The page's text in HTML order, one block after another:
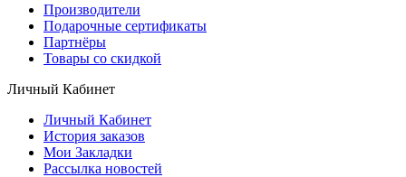
Производители
Подарочные сертификаты
Партнёры
Товары со скидкой
Личный Кабинет
Личный Кабинет
История заказов
Мои Закладки
Рассылка новостей